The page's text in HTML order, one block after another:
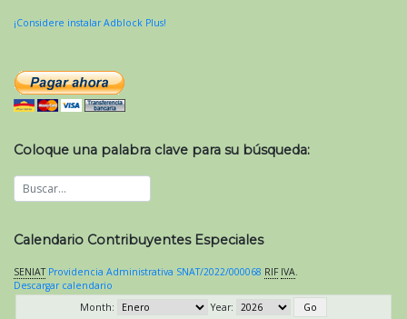
¡Considere instalar Adblock Plus!
Coloque una palabra clave para su búsqueda:
Calendario Contribuyentes Especiales
SENIAT Providencia Administrativa SNAT/2022/000068 RIF IVA.
Descargar calendario
Month:
Year: